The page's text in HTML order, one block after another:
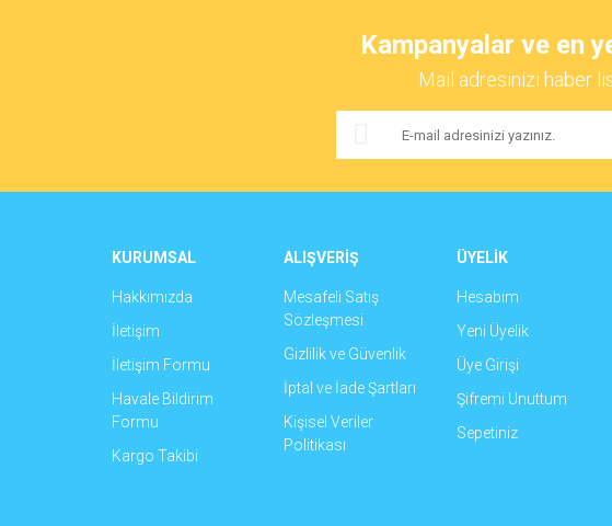
Ürün resmi kalitesiz, bozuk veya görüntülenemiyor.
Kampanyalar ve en
Mail adresinizi haber
KURUMSAL
Hakkımızda
İletişim
İletişim Formu
Havale Bildirim
Formu
Kargo Takibi
ALIŞVERİŞ
Mesafeli Satış
Sözleşmesi
Gizlilik ve Güvenlik
İptal ve İade Şartları
Kişisel Veriler
Politikası
ÜYELİK
Hesabım
Yeni Üyelik
Üye Girişi
Şifremi Unuttum
Sepetiniz